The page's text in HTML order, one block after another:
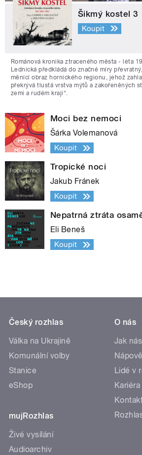
Šikmý kostel 3
Koupit
Románová kronika ztraceného města - léta
Lednická předkládá do značné míry
měnící obraz hornického regionu, jehož
překrývá tlustá vrstva mýtů a zakořeněných
zemi a rudém kraji“.
Moci bez nemoci
Šárka Volemanová
Koupit
Tropické noci
Jakub Fránek
Koupit
Nepatrná ztráta
Eli Beneš
Koupit
Český rozhlas
Válka na Ukrajině
Komunální volby
Stanice
eShop
mujRozhlas
Živé vysílání
Audioarchiv
O nás
Jak
Lidé v
Kariéra